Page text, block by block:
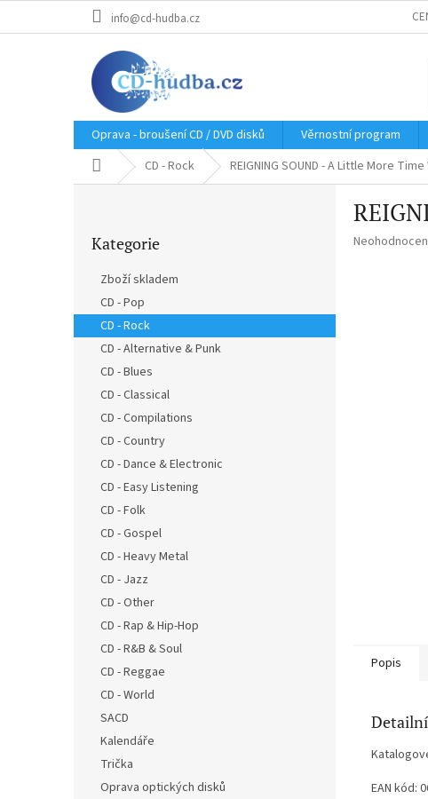
info@cd-hudba.cz
Oprava - broušení CD / DVD disků Věrnostní program
Domů CD - Rock REIGNING SOUND - A Little More
n
kategorie
Kategorie
Zboží skladem
CD - Pop
CD - Rock
CD - Alternative & Punk
CD - Blues
CD - Classical
CD - Compilations
CD - Country
CD - Dance & Electronic
CD - Easy Listening
CD - Folk
CD - Gospel
CD - Heavy Metal
CD - Jazz
CD - Other
CD - Rap & Hip-Hop
CD - R&B & Soul
CD - Reggae
CD - World
SACD
Kalendáře
Trička
Oprava optických disků
Průměrné
Popis
EAN kód: